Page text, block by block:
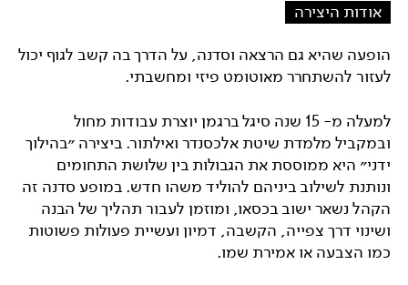
אודות היצירה
הופעה שהיא גם הרצאה וסדנה, על הדרך בה קשב לגוף יכול
לעזור להשתחרר מאוטומט פיזי ומחשבתי.
למעלה מ- 15 שנה סיגל ברגמן יוצרת עבודות מחול
ובמקביל מלמדת שיטת אלכסנדר ואילתור. ביצירה ״בהילוך
ידני״ היא ממוססת את הגבולות בין שלושת התחומים
ונותנת לשילוב ביניהם להוליד משהו חדש. במופע סדנה זה
הקהל נשאר ישוב בכסאו, ומוזמן לעבור תהליך של הבנה
ושינוי דרך צפייה, הקשבה, דמיון ועשיית פעולות פשוטות
כמו הצבעה או אמירת שמו.